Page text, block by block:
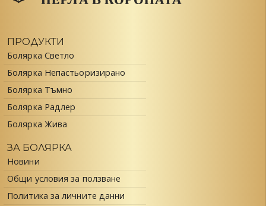
ПРОДУКТИ
Болярка Светло
Болярка Непастьоризирано
Болярка Тъмно
Болярка Радлер
Болярка Жива
ЗА БОЛЯРКА
Новини
Общи условия за ползване
Политика за личните данни